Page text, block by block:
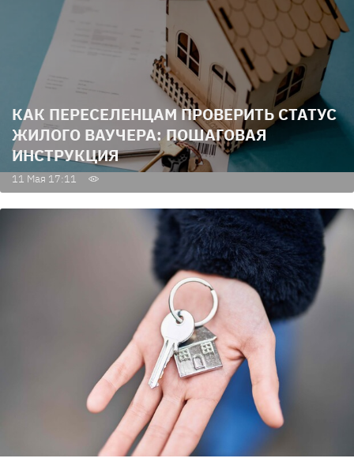
КАК ПЕРЕСЕЛЕНЦАМ ПРОВЕРИТЬ СТАТУС
ЖИЛОГО ВАУЧЕРА: ПОШАГОВАЯ
ИНСТРУКЦИЯ
11 Мая 17:11